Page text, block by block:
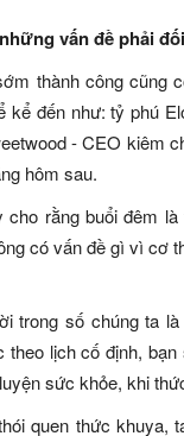
vấn đề phải
thành công cũng
kể đến như: tỷ phú
- CEO kiêm
hôm sau.
rằng buổi đêm
có vấn đề gì vì cơ
trong số chúng ta
lịch cố định,
sức khỏe, khi
quen thức